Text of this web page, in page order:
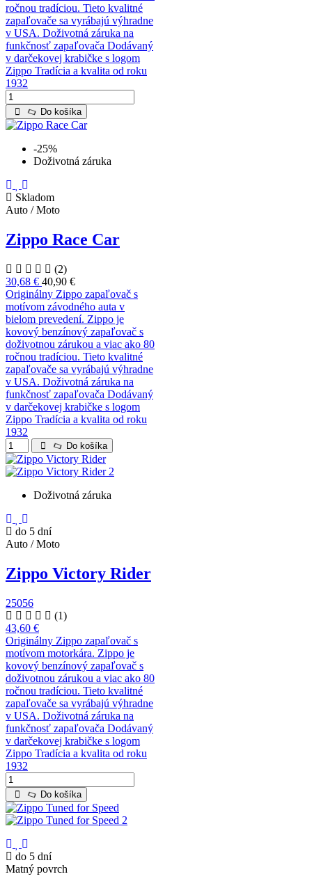
ročnou tradíciou. Tieto kvalitné
zapaľovače sa vyrábajú výhradne
v USA. Doživotná záruka na
funkčnosť zapaľovača Dodávaný
v darčekovej krabičke s logom
Zippo Tradícia a kvalita od roku
1932
Do košíka
-25%
Doživotná záruka
Skladom
Auto / Moto
Zippo Race Car
(2)
30,68 € 40,90 €
Originálny Zippo zapaľovač s
motívom závodného auta v
bielom prevedení. Zippo je
kovový benzínový zapaľovač s
doživotnou zárukou a viac ako 80
ročnou tradíciou. Tieto kvalitné
zapaľovače sa vyrábajú výhradne
v USA. Doživotná záruka na
funkčnosť zapaľovača Dodávaný
v darčekovej krabičke s logom
Zippo Tradícia a kvalita od roku
1932
Do košíka
Doživotná záruka
do 5 dní
Auto / Moto
Zippo Victory Rider
25056
(1)
43,60 €
Originálny Zippo zapaľovač s
motívom motorkára. Zippo je
kovový benzínový zapaľovač s
doživotnou zárukou a viac ako 80
ročnou tradíciou. Tieto kvalitné
zapaľovače sa vyrábajú výhradne
v USA. Doživotná záruka na
funkčnosť zapaľovača Dodávaný
v darčekovej krabičke s logom
Zippo Tradícia a kvalita od roku
1932
Do košíka
do 5 dní
Matný povrch